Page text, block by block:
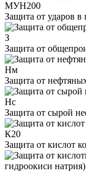
МУН200
Защита от ударов в
З
Защита от
Нм
Защита от
Нс
Защита от сырой
К20
Защита от кислот